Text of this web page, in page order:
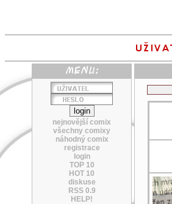
nejnovější comix
všechny comixy
náhodný comix
registrace
login
TOP 10
HOT 10
diskuse
RSS 0.9
HELP!